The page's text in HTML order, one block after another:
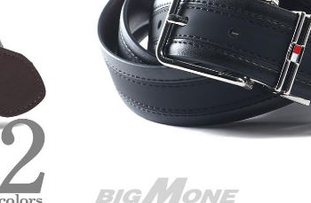
さい。
ーや調節ひもが付いている、極
ております。予めご了承くださ